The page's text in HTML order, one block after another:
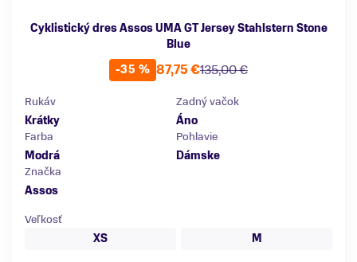
Cyklistický dres Assos UMA GT Jersey Stahlstern Stone
Blue
-35 %
135,00 €
87,75 €
Rukáv
Krátky
Zadný vačok
Áno
Farba
Modrá
Pohlavie
Dámske
Značka
Assos
Veľkosť
XS
M